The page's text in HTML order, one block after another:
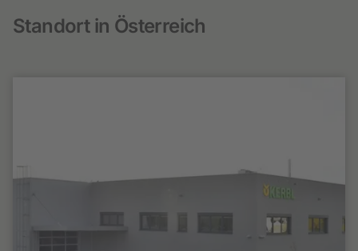
Standort in Österreich